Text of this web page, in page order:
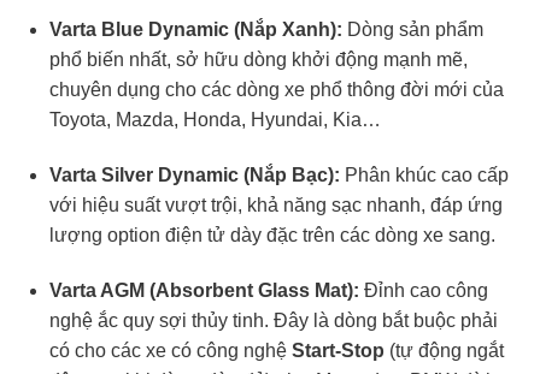
Varta Blue Dynamic (Nắp Xanh): Dòng sản phẩm
phổ biến nhất, sở hữu dòng khởi động mạnh mẽ,
chuyên dụng cho các dòng xe phổ thông đời mới của
Toyota, Mazda, Honda, Hyundai, Kia…
Varta Silver Dynamic (Nắp Bạc): Phân khúc cao cấp
với hiệu suất vượt trội, khả năng sạc nhanh, đáp ứng
lượng option điện tử dày đặc trên các dòng xe sang.
Varta AGM (Absorbent Glass Mat): Đỉnh cao công
nghệ ắc quy sợi thủy tinh. Đây là dòng bắt buộc phải
có cho các xe có công nghệ Start-Stop (tự động ngắt